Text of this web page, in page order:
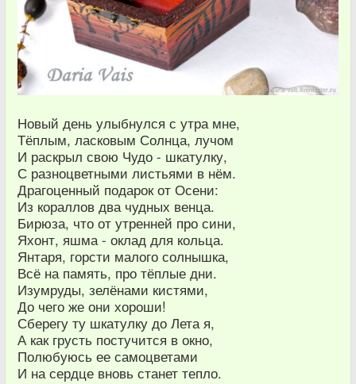
Новый день улыбнулся с утра мне,
Тёплым, ласковым Солнца, лучом
И раскрыл свою Чудо - шкатулку,
С разноцветными листьями в нём.
Драгоценный подарок от Осени:
Из кораллов два чудных венца.
Бирюза, что от утренней про сини,
Яхонт, яшма - оклад для кольца.
Янтаря, горсти малого солнышка,
Всё на память, про тёплые дни.
Изумруды, зелёнами кистями,
До чего же они хороши!
Сберегу ту шкатулку до Лета я,
А как грусть постучится в окно,
Полюбуюсь ее самоцветами
И на сердце вновь станет тепло.